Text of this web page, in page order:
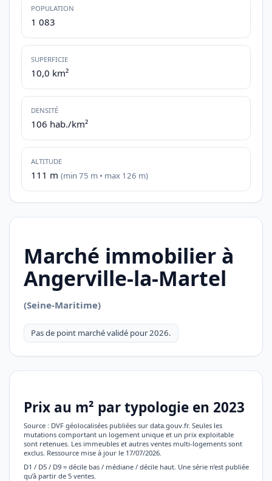
POPULATION
1 083
SUPERFICIE
10,0 km²
DENSITÉ
106 hab./km²
ALTITUDE
111 m (min 75 m • max 126 m)
Marché immobilier à
Angerville-la-Martel
(Seine-Maritime)
Pas de point marché validé pour 2026.
Prix au m² par typologie en 2023
Source : DVF géolocalisées publiées sur data.gouv.fr. Seules les
mutations comportant un logement unique et un prix exploitable
sont retenues. Les immeubles et autres ventes multi-logements sont
exclus. Ressource mise à jour le 17/07/2026.
D1 / D5 / D9 = décile bas / médiane / décile haut. Une série n’est publiée
qu’à partir de 5 ventes.